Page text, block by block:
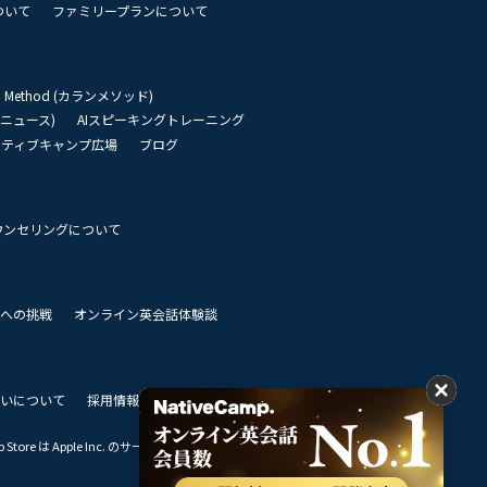
いて ファミリープランについて
Method (カランメソッド)
ュース)
AIスピーキングトレーニング
ィブキャンプ広場
ブログ
セリングについて
の挑戦 オンライン英会話体験談
について 採用情報 私達のビジョン
は Apple Inc. のサービスマークです。